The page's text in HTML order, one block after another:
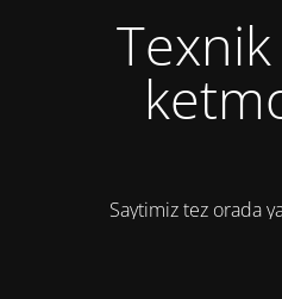
Saytimiz tez orada